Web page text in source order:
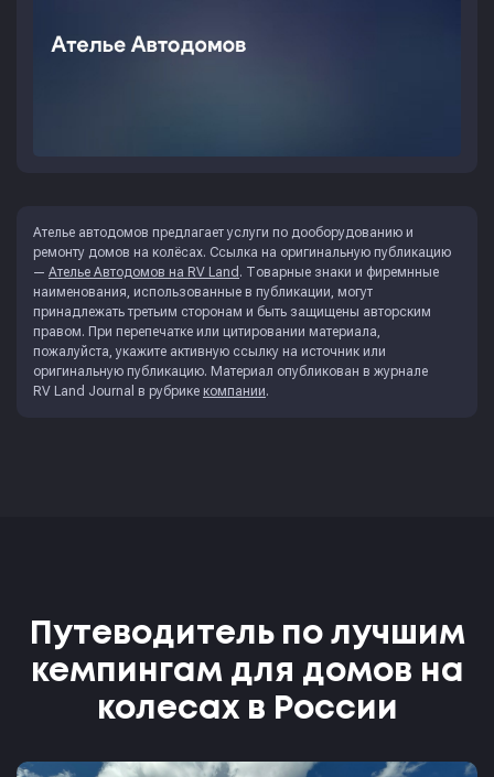
Ателье автодомов предлагает услуги по дооборудованию и
ремонту домов на колёсах. Ссылка на оригинальную публикацию
— Ателье Автодомов на RV Land . Товарные знаки и фиремнные
наименования, использованные в публикации, могут
принадлежать третьим сторонам и быть защищены авторским
правом. При перепечатке или цитировании материала,
пожалуйста, укажите активную ссылку на источник или
оригинальную публикацию. Материал опубликован в журнале
RV Land Journal в рубрике компании.
Путеводитель по лучшим
кемпингам для домов на
колесах в России